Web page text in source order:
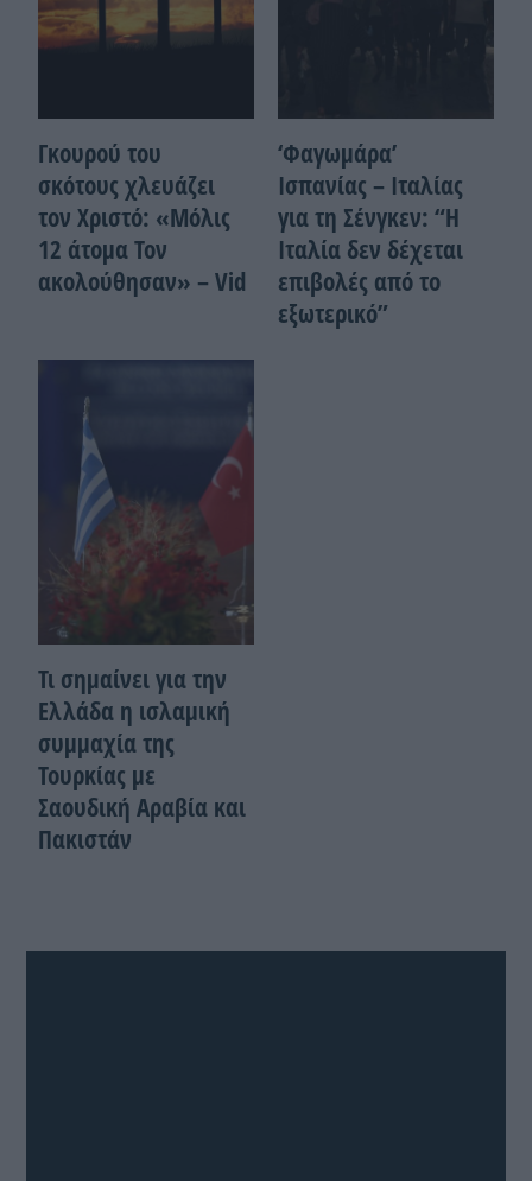
Γκουρού του
σκότους χλευάζει
τον Χριστό: «Μόλις
12 άτομα Τον
ακολούθησαν» – Vid
‘Φαγωμάρα’
Ισπανίας – Ιταλίας
για τη Σένγκεν: “Η
Ιταλία δεν δέχεται
επιβολές από το
εξωτερικό”
Τι σημαίνει για την
Ελλάδα η ισλαμική
συμμαχία της
Τουρκίας με
Σαουδική Αραβία και
Πακιστάν